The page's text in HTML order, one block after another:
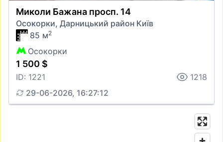
Миколи Бажана просп. 14
Осокорки, Дарницький район Київ
85 м2
Осокорки
1 500 $
ID: 1221
1218
29-06-2026, 16:27:12